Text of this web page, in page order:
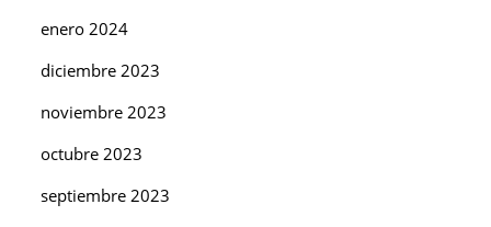
enero 2024
diciembre 2023
noviembre 2023
octubre 2023
septiembre 2023